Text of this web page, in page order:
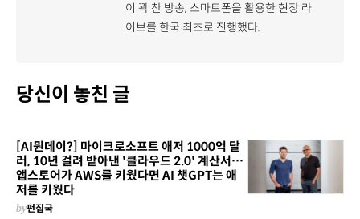
이 꽉 찬 방송, 스마트폰을 활용한 현장 라
이브를 한국 최초로 진행했다.
당신이 놓친 글
[AI뭔데이?] 마이크로소프트 애저 1000억 달
러, 10년 걸려 받아낸 '클라우드 2.0' 계산서…
앱스토어가 AWS를 키웠다면 AI 챗GPT는 애
저를 키웠다
by펀집국